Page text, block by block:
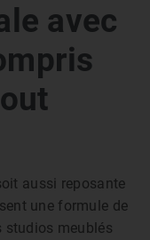
avec
aussi reposante
une formule de
studios meublés